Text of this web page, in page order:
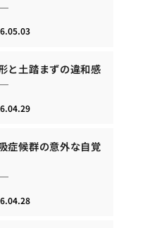
と土踏まずの違和感
症候群の意外な自覚